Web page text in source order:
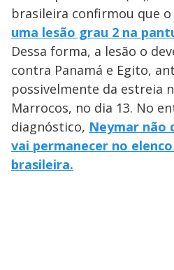
brasileira confirmou que o
uma lesão grau 2 na
Dessa forma, a lesão o
contra Panamá e Egito,
possivelmente da estreia
Marrocos, no dia 13. No
diagnóstico, Neymar não
vai permanecer no
brasileira.